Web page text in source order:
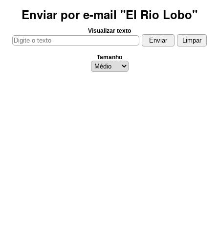
Enviar por e-mail "El Rio Lobo"
Visualizar texto
Tamanho